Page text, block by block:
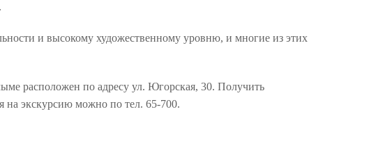
и высокому художественному уровню, и многие из этих
расположен по адресу ул. Югорская, 30. Получить
на экскурсию можно по тел. 65-700.